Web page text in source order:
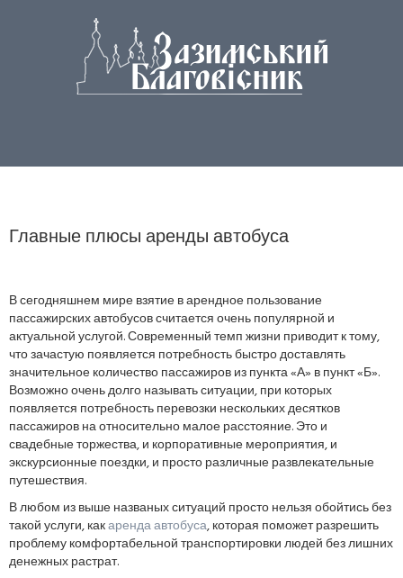
Главные плюсы аренды автобуса
В сегодняшнем мире взятие в арендное пользование
пассажирских автобусов считается очень популярной и
актуальной услугой. Современный темп жизни приводит к тому,
что зачастую появляется потребность быстро доставлять
значительное количество пассажиров из пункта «А» в пункт «Б».
Возможно очень долго называть ситуации, при которых
появляется потребность перевозки нескольких десятков
пассажиров на относительно малое расстояние. Это и
свадебные торжества, и корпоративные мероприятия, и
экскурсионные поездки, и просто различные развлекательные
путешествия.
В любом из выше названых ситуаций просто нельзя обойтись без
такой услуги, какаренда автобуса, которая поможет разрешить
проблему комфортабельной транспортировки людей без лишних
денежных растрат.